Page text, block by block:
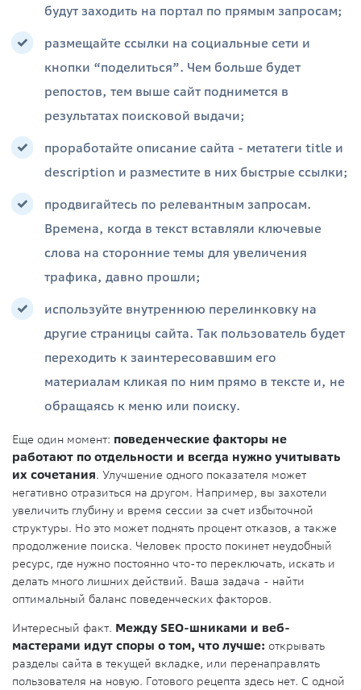
будут заходить на портал по прямым запросам;
размещайте ссылки на социальные сети и
кнопки “поделиться”. Чем больше будет
репостов, тем выше сайт поднимется в
результатах поисковой выдачи;
проработайте описание сайта - метатеги title и
description и разместите в них быстрые ссылки;
продвигайтесь по релевантным запросам.
Времена, когда в текст вставляли ключевые
слова на сторонние темы для увеличения
трафика, давно прошли;
используйте внутреннюю перелинковку на
другие страницы сайта. Так пользователь будет
переходить к заинтересовавшим его
материалам кликая по ним прямо в тексте и, не
обращаясь к меню или поиску.
Еще один момент: поведенческие факторы не
работают по отдельности и всегда нужно учитывать
их сочетания. Улучшение одного показателя может
негативно отразиться на другом. Например, вы захотели
увеличить глубину и время сессии за счет избыточной
структуры. Но это может поднять процент отказов, а также
продолжение поиска. Человек просто покинет неудобный
ресурс, где нужно постоянно что-то переключать, искать и
делать много лишних действий. Ваша задача - найти
оптимальный баланс поведенческих факторов.
Интересный факт. Между SEO-шниками и веб-
мастерами идут споры о том, что лучше: открывать
разделы сайта в текущей вкладке, или перенаправлять
пользователя на новую. Готового рецепта здесь нет. С одной